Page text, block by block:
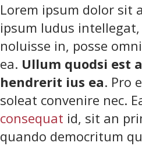
Lorem ipsum dolor sit
ipsum ludus
noluisse in, posse
ea. Ullum quodsi est
hendrerit ius ea. Pro
soleat convenire nec.
consequat id, sit an
quando democritum